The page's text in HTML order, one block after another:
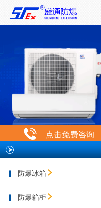
点击免费咨询
防爆冰箱
防爆箱柜